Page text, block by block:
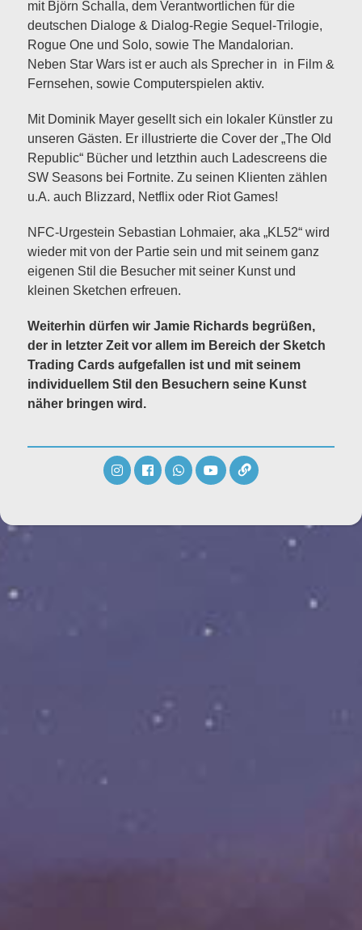
mit Björn Schalla, dem Verantwortlichen für die
deutschen Dialoge & Dialog-Regie Sequel-Trilogie,
Rogue One und Solo, sowie The Mandalorian.
Neben Star Wars ist er auch als Sprecher in in Film &
Fernsehen, sowie Computerspielen aktiv.
Mit Dominik Mayer gesellt sich ein lokaler Künstler zu
unseren Gästen. Er illustrierte die Cover der „The Old
Republic“ Bücher und letzthin auch Ladescreens die
SW Seasons bei Fortnite. Zu seinen Klienten zählen
u.A. auch Blizzard, Netflix oder Riot Games!
NFC-Urgestein Sebastian Lohmaier, aka „KL52“ wird
wieder mit von der Partie sein und mit seinem ganz
eigenen Stil die Besucher mit seiner Kunst und
kleinen Sketchen erfreuen.
Weiterhin dürfen wir Jamie Richards begrüßen,
der in letzter Zeit vor allem im Bereich der Sketch
Trading Cards aufgefallen ist und mit seinem
individuellem Stil den Besuchern seine Kunst
näher bringen wird.